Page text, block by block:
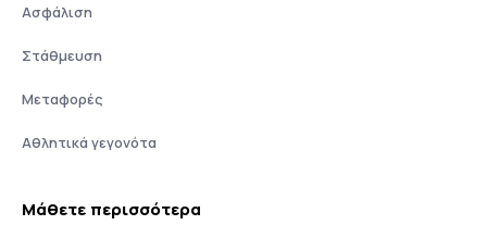
Ασφάλιση
Στάθμευση
Μεταφορές
Αθλητικά γεγονότα
Μάθετε περισσότερα